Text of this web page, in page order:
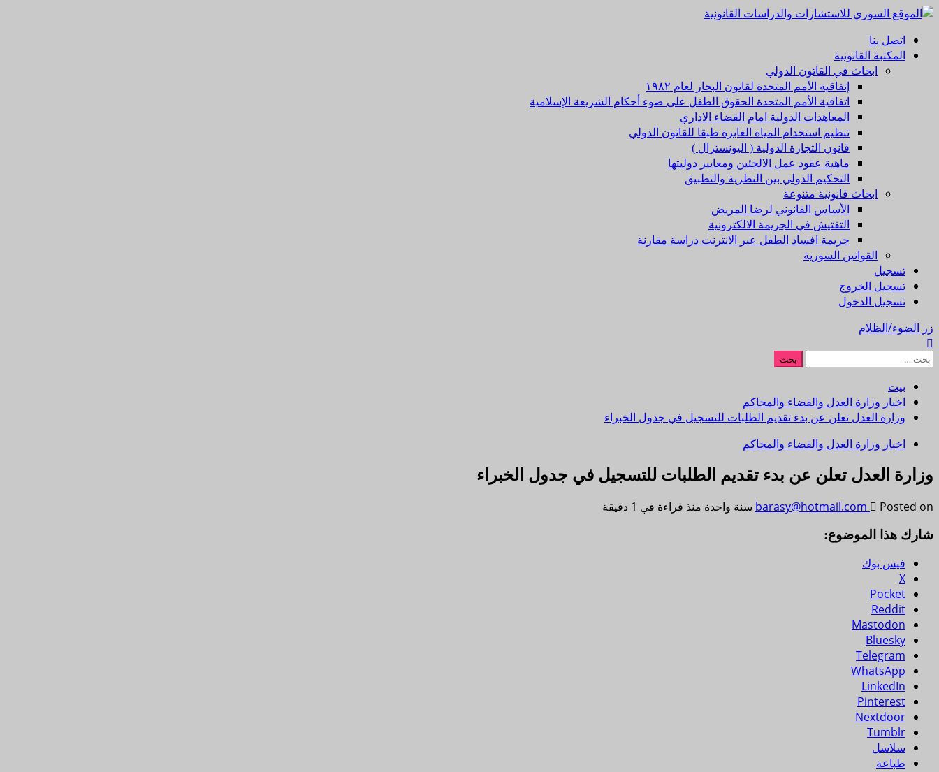
اتصل بنا
المكتبة القانونية
ابحاث في القاتون الدولي
إتفاقية الأمم المتحدة لقانون البحار لعام ۱۹۸۲
اتفاقية الأمم المتحدة الحقوق الطفل على ضوء أحكام الشريعة الإسلامية
المعاهدات الدولية امام القضاء الاداري
تنظيم استخدام المياه العابرة طبقا للقانون الدولي
قانون التجارة الدولية ( اليونسترال )
ماهية عقود عمل الالجئين ومعايير دوليتها
التحكيم الدولي بين النظرية والتطبيق
ابحاث قانونية متنوعة
الأساس القانوني لرضا المريض
التفتيش في الجريمة الالكترونية
جريمة افساد الطفل عبر الانترنت دراسة مقارنة
القوانين السورية
تسجيل
تسجيل الخروج
تسجيل الدخول
زر الضوء/الظلام
بيت
اخبار وزارة العدل والقضاء والمحاكم
وزارة العدل تعلن عن بدء تقديم الطلبات للتسجيل في جدول الخبراء
اخبار وزارة العدل والقضاء والمحاكم
وزارة العدل تعلن عن بدء تقديم الطلبات للتسجيل في جدول الخبراء
barasy@hotmail.com Posted on سنة واحدة منذ قراءة في 1 دقيقة
شارك هذا الموضوع:
فيس بوك
X
Pocket
Reddit
Mastodon
Bluesky
Telegram
WhatsApp
LinkedIn
Pinterest
Nextdoor
Tumblr
سلاسل
طباعة